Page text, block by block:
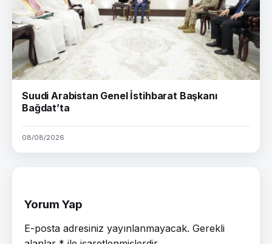
Suudi Arabistan Genel İstihbarat Başkanı
Bağdat’ta
08/08/2026
Yorum Yap
E-posta adresiniz yayınlanmayacak. Gerekli